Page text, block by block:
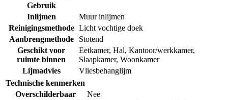
Gebruik
Inlijmen
Muur inlijmen
Reinigingsmethode Licht vochtige doek
Aanbrengmethode
Stotend
Geschikt voor
ruimte binnen
Eetkamer, Hal, Kantoor/werkkamer,
Slaapkamer, Woonkamer
Lijmadvies
Vliesbehanglijm
Technische kenmerken
Overschilderbaar
Nee